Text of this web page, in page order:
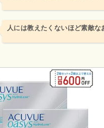
人には教えたくないほど素敵な